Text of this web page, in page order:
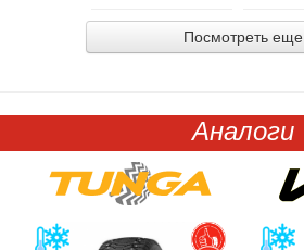
Посмотреть еще
Аналоги